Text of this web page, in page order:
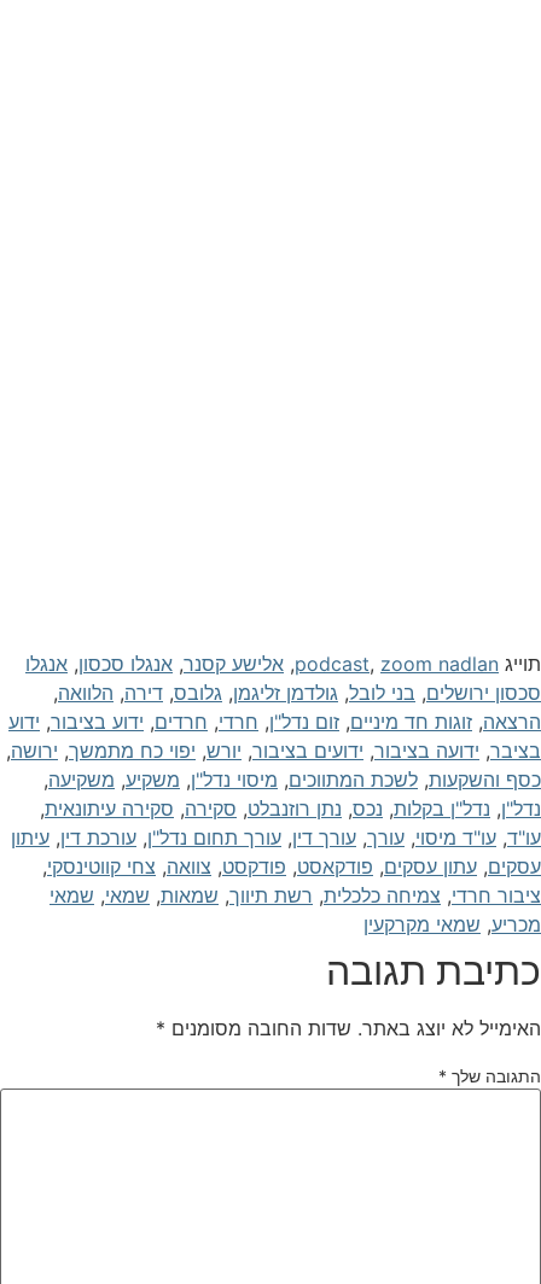
podcast,zoom nadlan
, אלישע קסנר, אנגלו סכסון, אנגלו
ירושלים, בני לובל, גולדמן זליגמן, גלובס, דירה, הלוואה,
, זוגות חד מיניים, זום נדל"ן, חרדי, חרדים, ידוע בציבור, ידוע
, ידועה בציבור, ידועים בציבור, יורש, יפוי כח מתמשך, ירושה,
והשקעות, לשכת המתווכים, מיסוי נדל"ן, משקיע, משקיעה,
, נדל"ן בקלות, נכס, נתן רוזנבלט, סקירה, סקירה עיתונאית,
, עו"ד מיסוי, עורך, עורך דין, עורך תחום נדל"ן, עורכת דין, עיתון
, עתון עסקים, פודקאסט, פודקסט, צוואה, צחי קווטינסקי,
חרדי, צמיחה כלכלית, רשת תיווך, שמאות, שמאי, שמאי
, שמאי מקרקעין
תגובה
לא יוצג באתר. שדות החובה מסומנים *
שלך *